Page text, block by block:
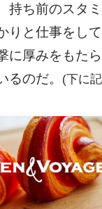
持ち前のスタ
りと仕事をし
に厚みをもた
るのだ。
(下に